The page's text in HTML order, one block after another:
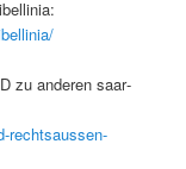
zu anderen saar­
rechtsaussen-